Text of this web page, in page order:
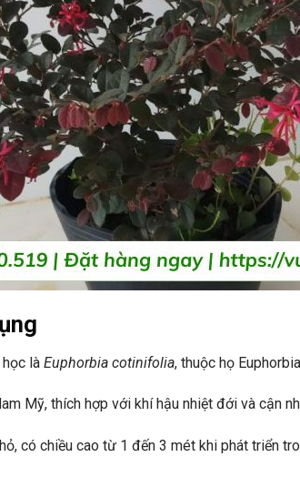
là Euphorbia cotinifolia, thuộc họ
Mỹ, thích hợp với khí hậu nhiệt đới và cận
có chiều cao từ 1 đến 3 mét khi phát triển